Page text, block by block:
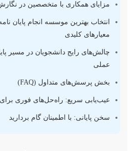
مزایای همکاری با متخصصین در نگارش
انتخاب بهترین موسسه انجام پایان
معیارهای کلیدی
چالش‌های رایج دانشجویان در مسیر
عملی
بخش پرسش‌های متداول (FAQ)
عیب‌یابی سریع: راه‌حل‌های فوری
سخن پایانی: با اطمینان گام بردارید